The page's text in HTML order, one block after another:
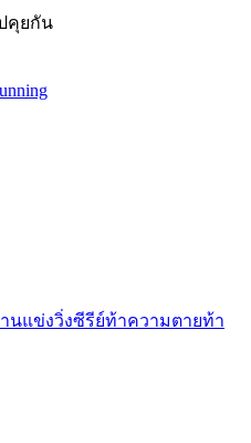
คุยกัน
นแข่งวิ่งซีรีย์ท้าความตายท้า